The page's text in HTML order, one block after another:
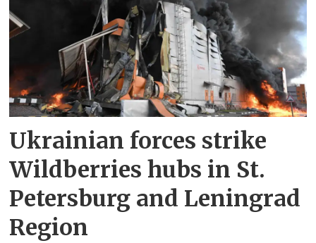
Ukrainian forces strike
Wildberries hubs in St.
Petersburg and Leningrad
Region